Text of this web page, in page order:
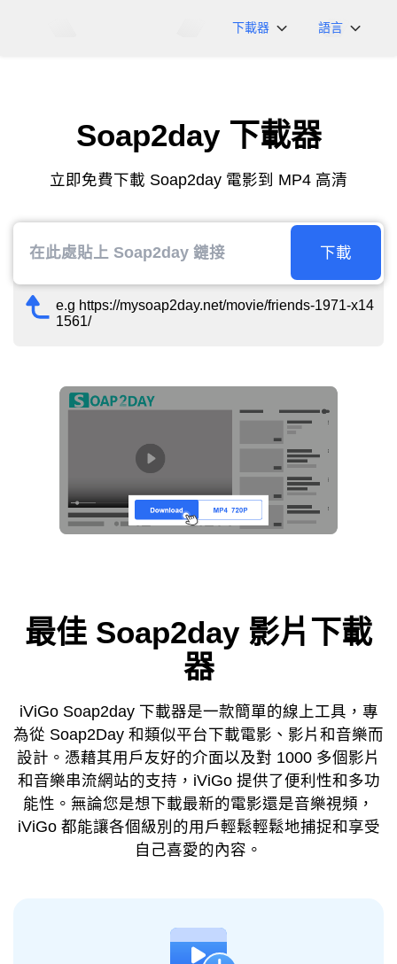
下載器
iFunny
OnlyFans
語言
Português
Soap2day 下載器
立即免費下載 Soap2day 電影到 MP4 高清
下載
e.g https://mysoap2day.net/movie/friends-1971-x14
1561/
最佳 Soap2day 影片下載
器
iViGo Soap2day 下載器是一款簡單的線上工具，專
為從 Soap2Day 和類似平台下載電影、影片和音樂而
設計。憑藉其用戶友好的介面以及對 1000 多個影片
和音樂串流網站的支持，iViGo 提供了便利性和多功
能性。無論您是想下載最新的電影還是音樂視頻，
iViGo 都能讓各個級別的用戶輕鬆輕鬆地捕捉和享受
自己喜愛的內容。